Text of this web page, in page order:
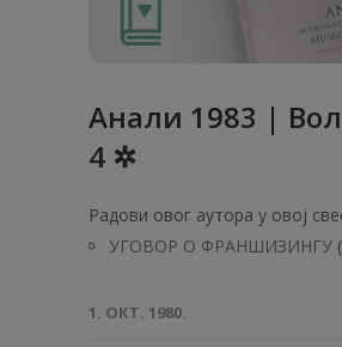
Анaли 1983 |
4 ✲
Радови овог аутора у овој
УГОВОР О ФРАНШИЗИНГУ
1. ОКТ. 1980.